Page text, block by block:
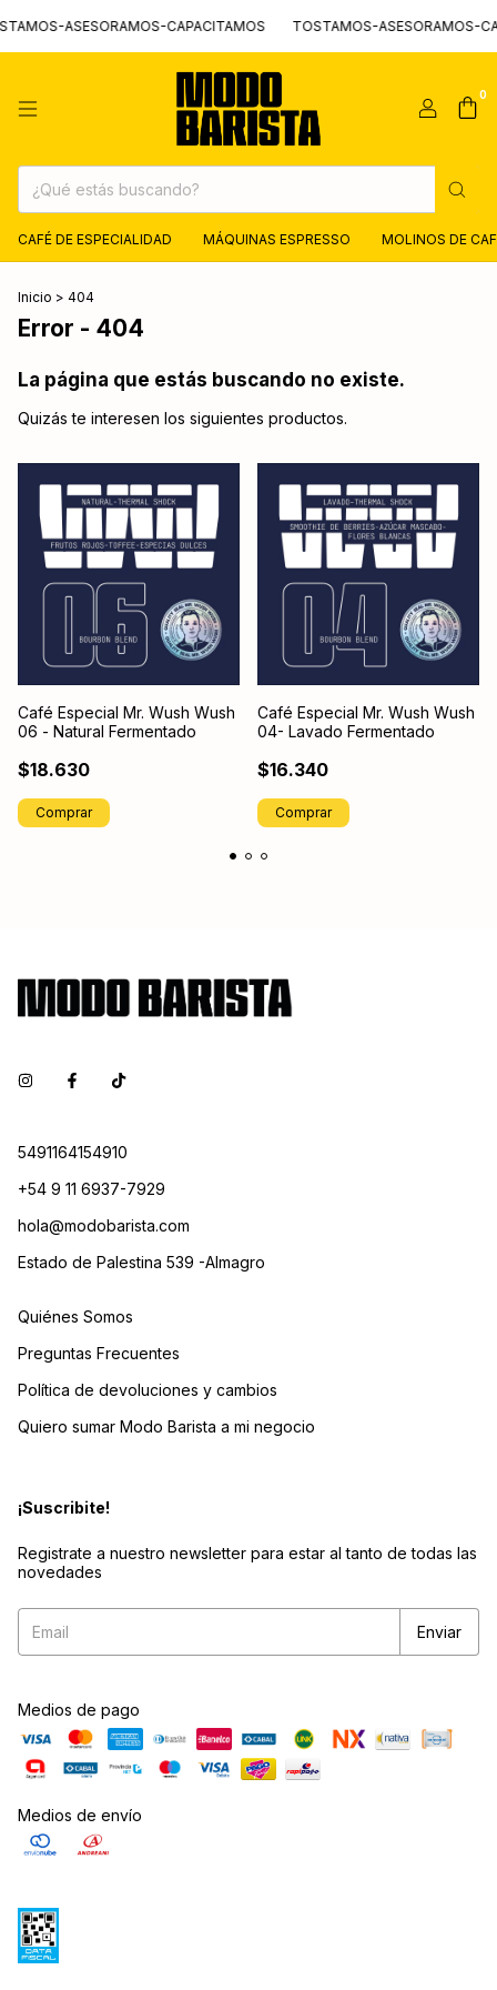
ASESORAMOS-CAPACITAMOS TOSTAMOS-ASESORAMOS-
0
CAFÉ DE ESPECIALIDAD MÁQUINAS ESPRESSO MOLINOS DE
Inicio > 404
Error - 404
La página que estás buscando no existe.
Quizás te interesen los siguientes productos.
Café Especial Mr. Wush Wush
06 - Natural Fermentado
$18.630
Comprar
Café Especial Mr. Wush Wush
04- Lavado Fermentado
$16.340
Comprar
5491164154910
+54 9 11 6937-7929
hola@modobarista.com
Estado de Palestina 539 -Almagro
Quiénes Somos
Preguntas Frecuentes
Política de devoluciones y cambios
Quiero sumar Modo Barista a mi negocio
¡Suscribite!
Registrate a nuestro newsletter para estar al tanto de todas las
novedades
Medios de pago
Medios de envío